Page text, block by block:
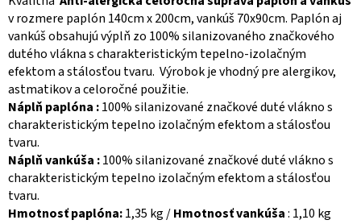
v rozmere paplón 140cm x 200cm, vankúš 70x90cm. Paplón aj
vankúš obsahujú výplň zo 100% silanizovaného značkového
dutého vlákna s charakteristickým tepelno-izolačným
efektom a stálosťou tvaru. Výrobok je vhodný pre alergikov,
astmatikov a celoročné použitie.
Náplň paplóna :100% silanizované značkové duté vlákno s
charakteristickým tepelno izolačným efektom a stálosťou
tvaru.
Náplň vankúša :100% silanizované značkové duté vlákno s
charakteristickým tepelno izolačným efektom a stálosťou
tvaru.
Hmotnosť paplóna:1,35 kg/Hmotnosť vankúša: 1,10 kg